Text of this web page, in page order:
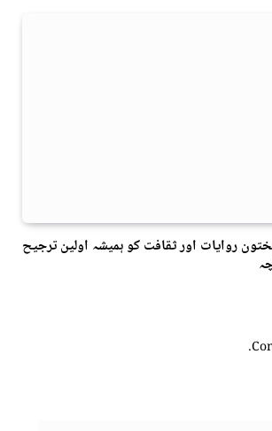
روایات اور ثقافت کو ہمیشہ اولین ترجیح